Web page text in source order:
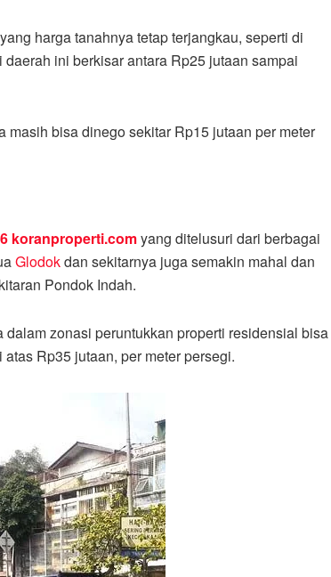
harga tanahnya tetap terjangkau, seperti di
ini berkisar antara Rp25 jutaan sampai
masih bisa dinego sekitar Rp15 jutaan per meter
koranproperti.comyang ditelusuri dari berbagai
Glodokdan sekitarnya juga semakin mahal dan
Pondok Indah.
zonasi peruntukkan properti residensial bisa
Rp35 jutaan, per meter persegi.